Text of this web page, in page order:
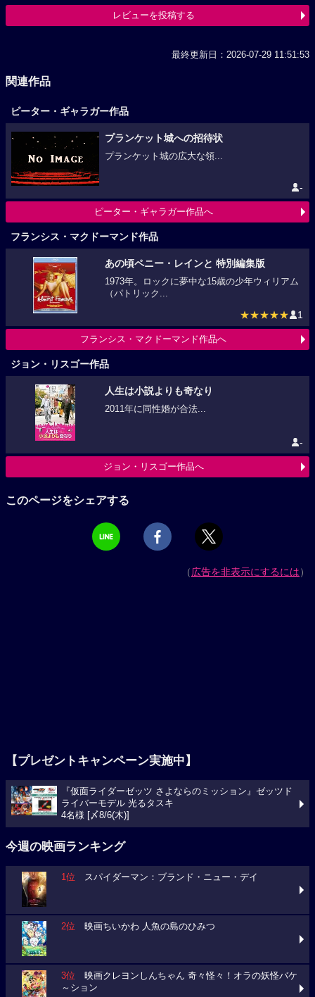
レビューを投稿する
最終更新日：2026-07-29 11:51:53
関連作品
ピーター・ギャラガー作品
プランケット城への招待状
プランケット城の広大な領...
-
ピーター・ギャラガー作品へ
フランシス・マクドーマンド作品
あの頃ペニー・レインと 特別編集版
1973年。ロックに夢中な15歳の少年ウィリアム
（パトリック...
★★★★★ 1
フランシス・マクドーマンド作品へ
ジョン・リスゴー作品
人生は小説よりも奇なり
2011年に同性婚が合法...
-
ジョン・リスゴー作品へ
このページをシェアする
（広告を非表示にするには）
【プレゼントキャンペーン実施中】
『仮面ライダーゼッツ さよならのミッション』ゼッツド
ライバーモデル 光るタスキ
4名様 [〆8/6(木)]
今週の映画ランキング
1位 スパイダーマン：ブランド・ニュー・デイ
2位 映画ちいかわ 人魚の島のひみつ
3位 映画クレヨンしんちゃん 奇々怪々！オラの妖怪バケ
～ション